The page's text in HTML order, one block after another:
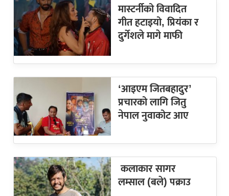
मास्टर्नीको विवादित
गीत हटाइयो, प्रियंका र
दुर्गेशले मागे माफी
‘आइएम जितबहादुर’
प्रचारको लागि जितु
नेपाल नुवाकोट आए
कलाकार सागर
लम्साल (बले) पक्राउ